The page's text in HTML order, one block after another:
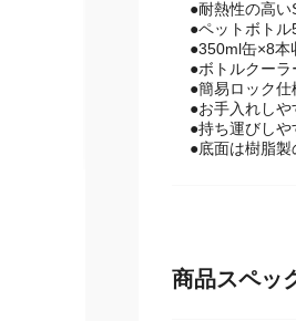
●真空二重構
●耐熱性の高い
●ペットボトル
●350ml缶×8本
●ボトルクーラ
●簡易ロック仕
●お手入れしや
●持ち運びし